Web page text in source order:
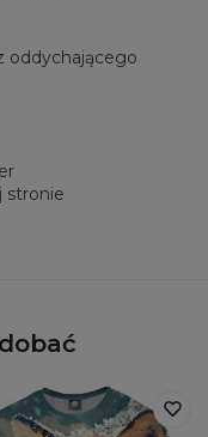
oddychającego
stronie